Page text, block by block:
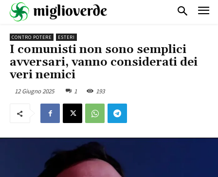
CONTRO POTERE ESTERI
I comunisti non sono semplici
avversari, vanno considerati dei
veri nemici
12 Giugno 2025 1 193